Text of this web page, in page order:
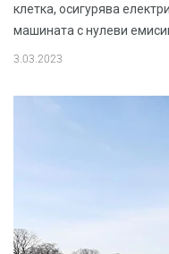
клетка, осигурява
машината с нулеви
3.03.2023